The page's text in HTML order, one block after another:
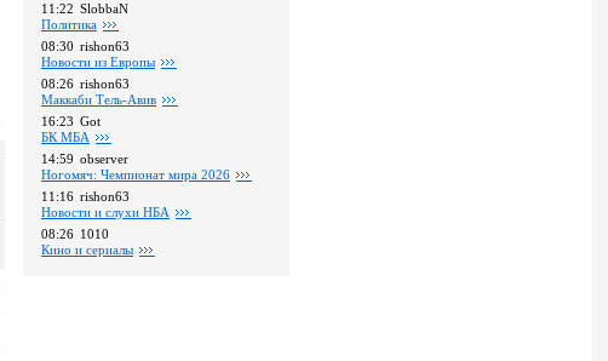
11:22 SlobbaN
Политика
08:30 rishon63
Новости из Европы
08:26 rishon63
Маккаби Тель-Авив
16:23 Got
БК МБА
14:59 observer
Ногомяч: Чемпионат мира 2026
11:16 rishon63
Новости и слухи НБА
08:26 1010
Кино и сериалы